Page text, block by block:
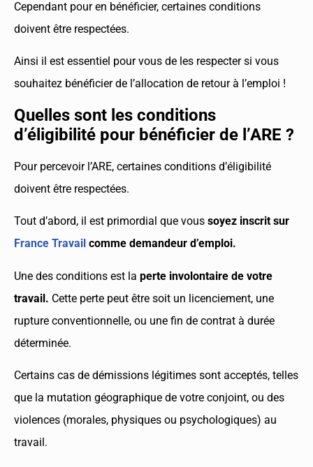
Cependant pour en bénéficier, certaines conditions
doivent être respectées.
Ainsi il est essentiel pour vous de les respecter si vous
souhaitez bénéficier de l’allocation de retour à l’emploi !
Quelles sont les conditions
d’éligibilité pour bénéficier de l’ARE ?
Pour percevoir l’ARE, certaines conditions d’éligibilité
doivent être respectées.
Tout d’abord, il est primordial que vous soyez inscrit sur
France Travail comme demandeur d’emploi.
Une des conditions est la perte involontaire de votre
travail. Cette perte peut être soit un licenciement, une
rupture conventionnelle, ou une fin de contrat à durée
déterminée.
Certains cas de démissions légitimes sont acceptés, telles
que la mutation géographique de votre conjoint, ou des
violences (morales, physiques ou psychologiques) au
travail.